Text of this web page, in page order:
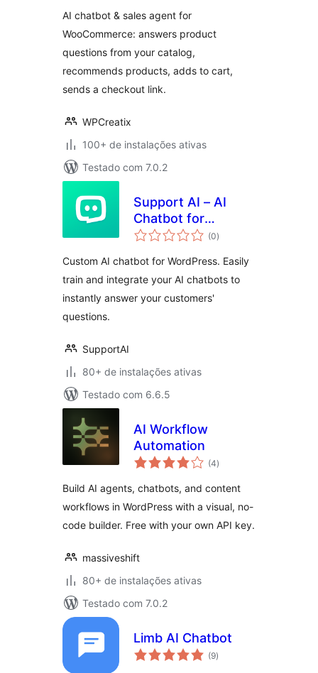
AI chatbot & sales agent for
WooCommerce: answers product
questions from your catalog,
recommends products, adds to cart,
sends a checkout link.
WPCreatix
100+ de instalações ativas
Testado com 7.0.2
Support AI – AI
Chatbot for
WordPress
(0total
de
)
Custom AI chatbot for WordPress. Easily
train and integrate your AI chatbots to
instantly answer your customers'
questions.
SupportAI
80+ de instalações ativas
Testado com 6.6.5
AI Workflow
Automation
(4total
de
)
Build AI agents, chatbots, and content
workflows in WordPress with a visual, no-
code builder. Free with your own API key.
massiveshift
80+ de instalações ativas
Testado com 7.0.2
Limb AI Chatbot
(9total
de
)